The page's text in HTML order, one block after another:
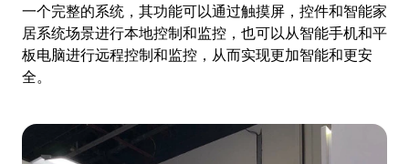
一个完整的系统，其功能可以通过触摸屏，控件和智能家
居系统场景进行本地控制和监控，也可以从智能手机和平
板电脑进行远程控制和监控，从而实现更加智能和更安
全。